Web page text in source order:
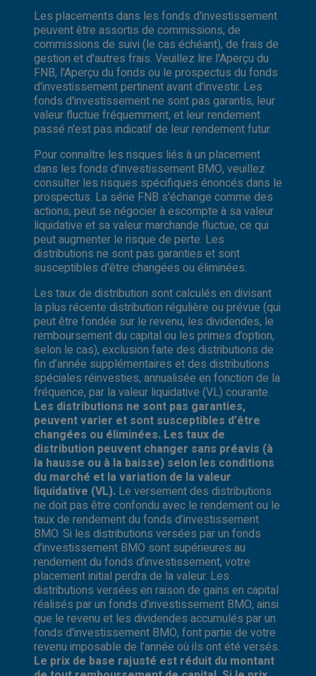
Les placements dans les fonds d'investissement
peuvent être assortis de commissions, de
commissions de suivi (le cas échéant), de frais de
gestion et d'autres frais. Veuillez lire l'Aperçu du
FNB, l'Aperçu du fonds ou le prospectus du fonds
d'investissement pertinent avant d'investir. Les
fonds d'investissement ne sont pas garantis, leur
valeur fluctue fréquemment, et leur rendement
passé n'est pas indicatif de leur rendement futur.
Pour connaître les risques liés à un placement
dans les fonds d'investissement BMO, veuillez
consulter les risques spécifiques énoncés dans le
prospectus. La série FNB s'échange comme des
actions, peut se négocier à escompte à sa valeur
liquidative et sa valeur marchande fluctue, ce qui
peut augmenter le risque de perte. Les
distributions ne sont pas garanties et sont
susceptibles d'être changées ou éliminées.
Les taux de distribution sont calculés en divisant
la plus récente distribution régulière ou prévue (qui
peut être fondée sur le revenu, les dividendes, le
remboursement du capital ou les primes d’option,
selon le cas), exclusion faite des distributions de
fin d’année supplémentaires et des distributions
spéciales réinvesties, annualisée en fonction de la
fréquence, par la valeur liquidative (VL) courante.
Les distributions ne sont pas garanties,
peuvent varier et sont susceptibles d’être
changées ou éliminées. Les taux de
distribution peuvent changer sans préavis (à
la hausse ou à la baisse) selon les conditions
du marché et la variation de la valeur
liquidative (VL). Le versement des distributions
ne doit pas être confondu avec le rendement ou le
taux de rendement du fonds d’investissement
BMO. Si les distributions versées par un fonds
d’investissement BMO sont supérieures au
rendement du fonds d’investissement, votre
placement initial perdra de la valeur. Les
distributions versées en raison de gains en capital
réalisés par un fonds d’investissement BMO, ainsi
que le revenu et les dividendes accumulés par un
fonds d’investissement BMO, font partie de votre
revenu imposable de l’année où ils ont été versés.
Le prix de base rajusté est réduit du montant